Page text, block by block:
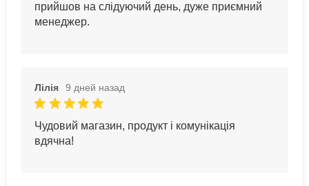
прийшов на слідуючий день, дуже приємний
менеджер.
Лілія 9 дней назад
Чудовий магазин, продукт і комунікація
вдячна!